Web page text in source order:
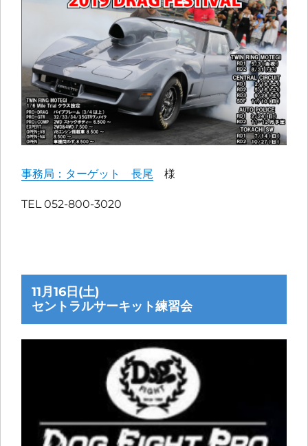
事務局：ターゲット 長尾 様
TEL 052-800-3020
11月16日(土)
セントラルサーキット練習会